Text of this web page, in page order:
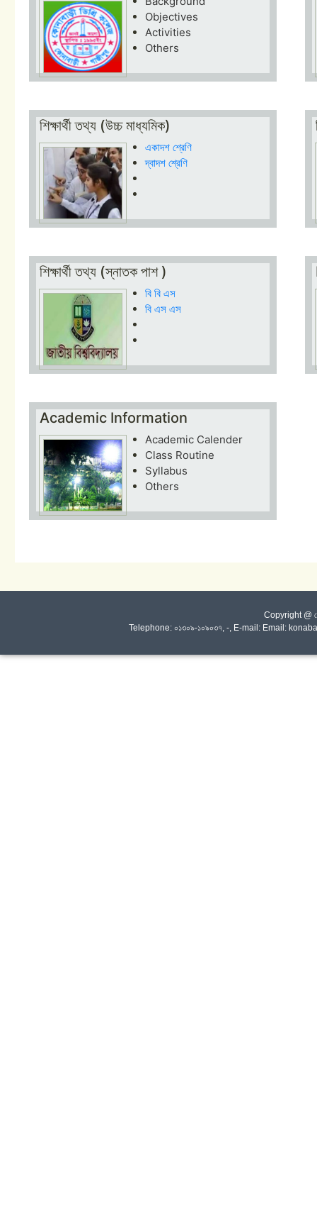
Objectives
Activities
Others
শিক্ষার্থী তথ্য (উচ্চ মাধ্যমিক)
একাদশ শ্রেণি
দ্বাদশ শ্রেণি
শিক্ষার্থী তথ্য (স্নাতক পাশ )
বি বি এস
বি এস এস
Academic Information
Academic Calender
Class Routine
Syllabus
Others
Copyright @
Telephone: ০১৩০৯-১০৯০৩৭, -, E-mail: Email: